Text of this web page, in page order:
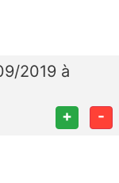
2019 à
+ -